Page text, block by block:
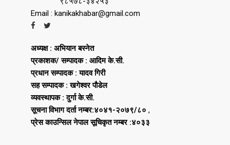
Email : kanikakhabar@gmail.com
अध्यक्ष : अभियान बस्नेत
प्रकाशक/ सम्पादक : आदिम के.सी.
प्रधान सम्पादक : यादव गिरी
सह सम्पादक : खगेश्वर पौडेल
व्यवस्थापक : दुर्गा के.सी.
सूचना विभाग दर्ता नम्बर:४०४१-२०७९/८० ,
प्रेस काउन्सिल नेपाल सूचिकृत नम्बर :४०३३